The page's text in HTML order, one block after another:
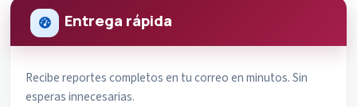
Entrega rápida
Recibe reportes completos en tu correo en minutos. Sin
esperas innecesarias.